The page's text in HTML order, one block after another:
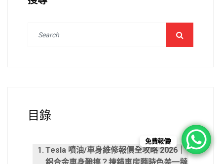
目錄
Tesla 噴油/車身維修報價全攻略 2026｜
免費報價!